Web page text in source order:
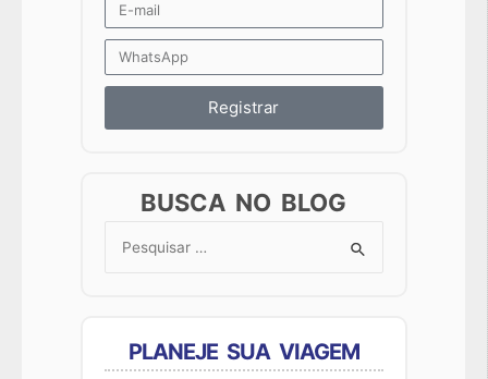
Registrar
BUSCA NO BLOG
Search
PLANEJE SUA VIAGEM